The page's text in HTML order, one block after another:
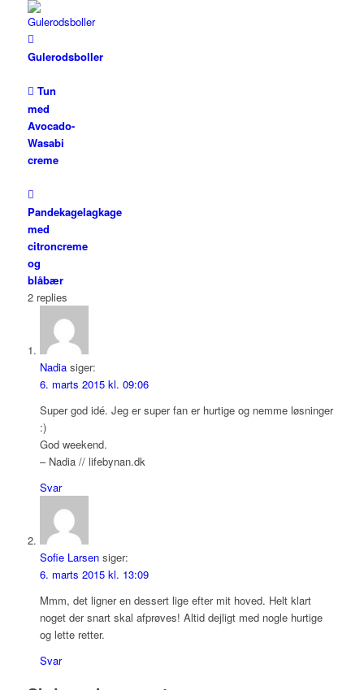
Gulerodsboller
Tun
med
Avocado-
Wasabi
creme
Pandekagelagkage
med
citroncreme
og
blåbær
2 replies
Nadia siger:
6. marts 2015 kl. 09:06
Super god idé. Jeg er super fan er hurtige og nemme løsninger
:)
God weekend.
– Nadia // lifebynan.dk
Svar
Sofie Larsen siger:
6. marts 2015 kl. 13:09
Mmm, det ligner en dessert lige efter mit hoved. Helt klart
noget der snart skal afprøves! Altid dejligt med nogle hurtige
og lette retter.
Svar